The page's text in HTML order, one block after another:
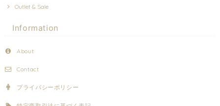
Outlet & Sale
Information
About
Contact
プライバシーポリシー